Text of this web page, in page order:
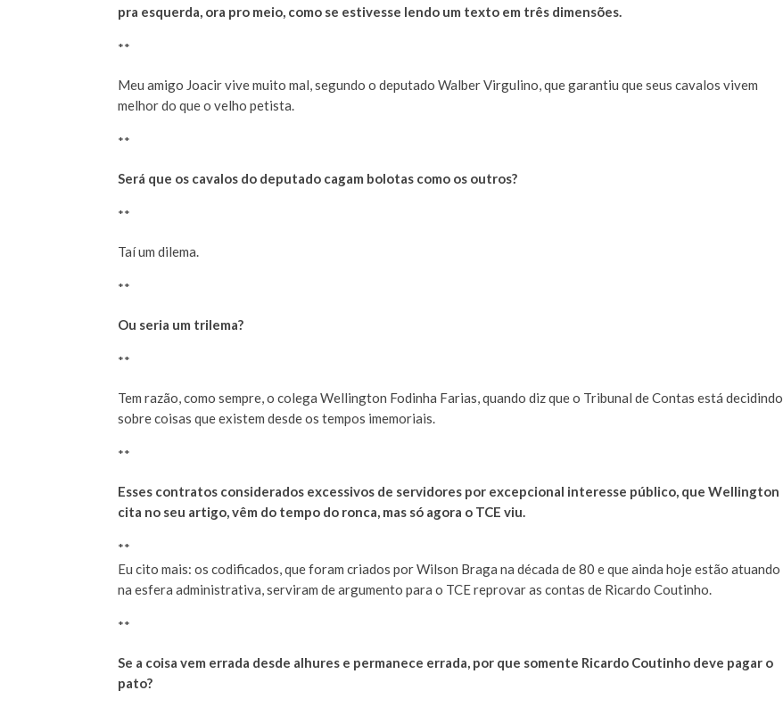
pra esquerda, ora pro meio, como se estivesse lendo um texto em três dimensões.
**
Meu amigo Joacir vive muito mal, segundo o deputado Walber Virgulino, que garantiu que seus cavalos vivem
melhor do que o velho petista.
**
Será que os cavalos do deputado cagam bolotas como os outros?
**
Taí um dilema.
**
Ou seria um trilema?
**
Tem razão, como sempre, o colega Wellington Fodinha Farias, quando diz que o Tribunal de Contas está decidindo
sobre coisas que existem desde os tempos imemoriais.
**
Esses contratos considerados excessivos de servidores por excepcional interesse público, que Wellington
cita no seu artigo, vêm do tempo do ronca, mas só agora o TCE viu.
**
Eu cito mais: os codificados, que foram criados por Wilson Braga na década de 80 e que ainda hoje estão atuando
na esfera administrativa, serviram de argumento para o TCE reprovar as contas de Ricardo Coutinho.
**
Se a coisa vem errada desde alhures e permanece errada, por que somente Ricardo Coutinho deve pagar o
pato?